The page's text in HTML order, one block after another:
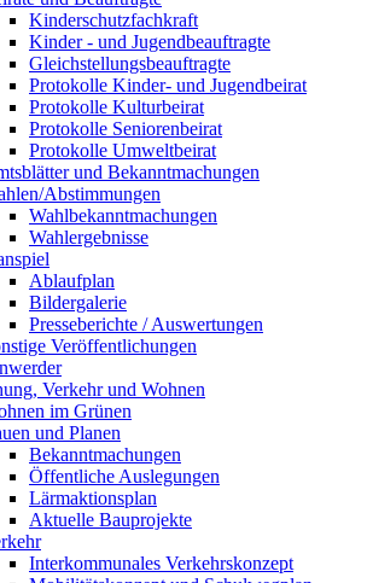
Kinderschutzfachkraft
Kinder - und Jugendbeauftragte
Gleichstellungsbeauftragte
Protokolle Kinder- und Jugendbeirat
Protokolle Kulturbeirat
Protokolle Seniorenbeirat
Protokolle Umweltbeirat
und Bekanntmachungen
Abstimmungen
Wahlbekanntmachungen
Wahlergebnisse
Ablaufplan
Bildergalerie
Presseberichte / Auswertungen
Veröffentlichungen
Verkehr und Wohnen
im Grünen
und Planen
Bekanntmachungen
Öffentliche Auslegungen
Lärmaktionsplan
Aktuelle Bauprojekte
Interkommunales Verkehrskonzept